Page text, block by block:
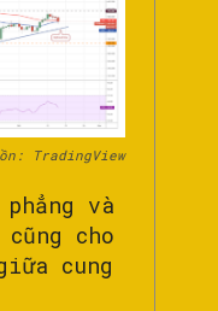
TradingView
phẳng và
cho
cung